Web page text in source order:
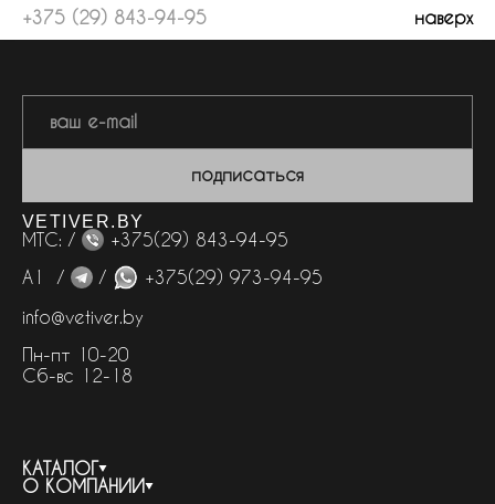
+375 (29) 843-94-95 наверх
подписаться
VETIVER.BY
МТС: /
+375(29) 843-94-95
А1 /
/
+375(29) 973-94-95
info@vetiver.by
Пн-пт 10-20
Сб-вс 12-18
КАТАЛОГ
О КОМПАНИИ